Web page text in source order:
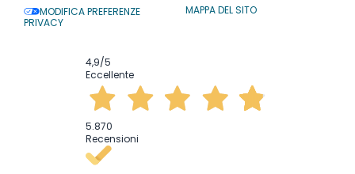
MODIFICA PREFERENZE
PRIVACY
MAPPA DEL SITO
4,9/5
Eccellente
5.870
Recensioni